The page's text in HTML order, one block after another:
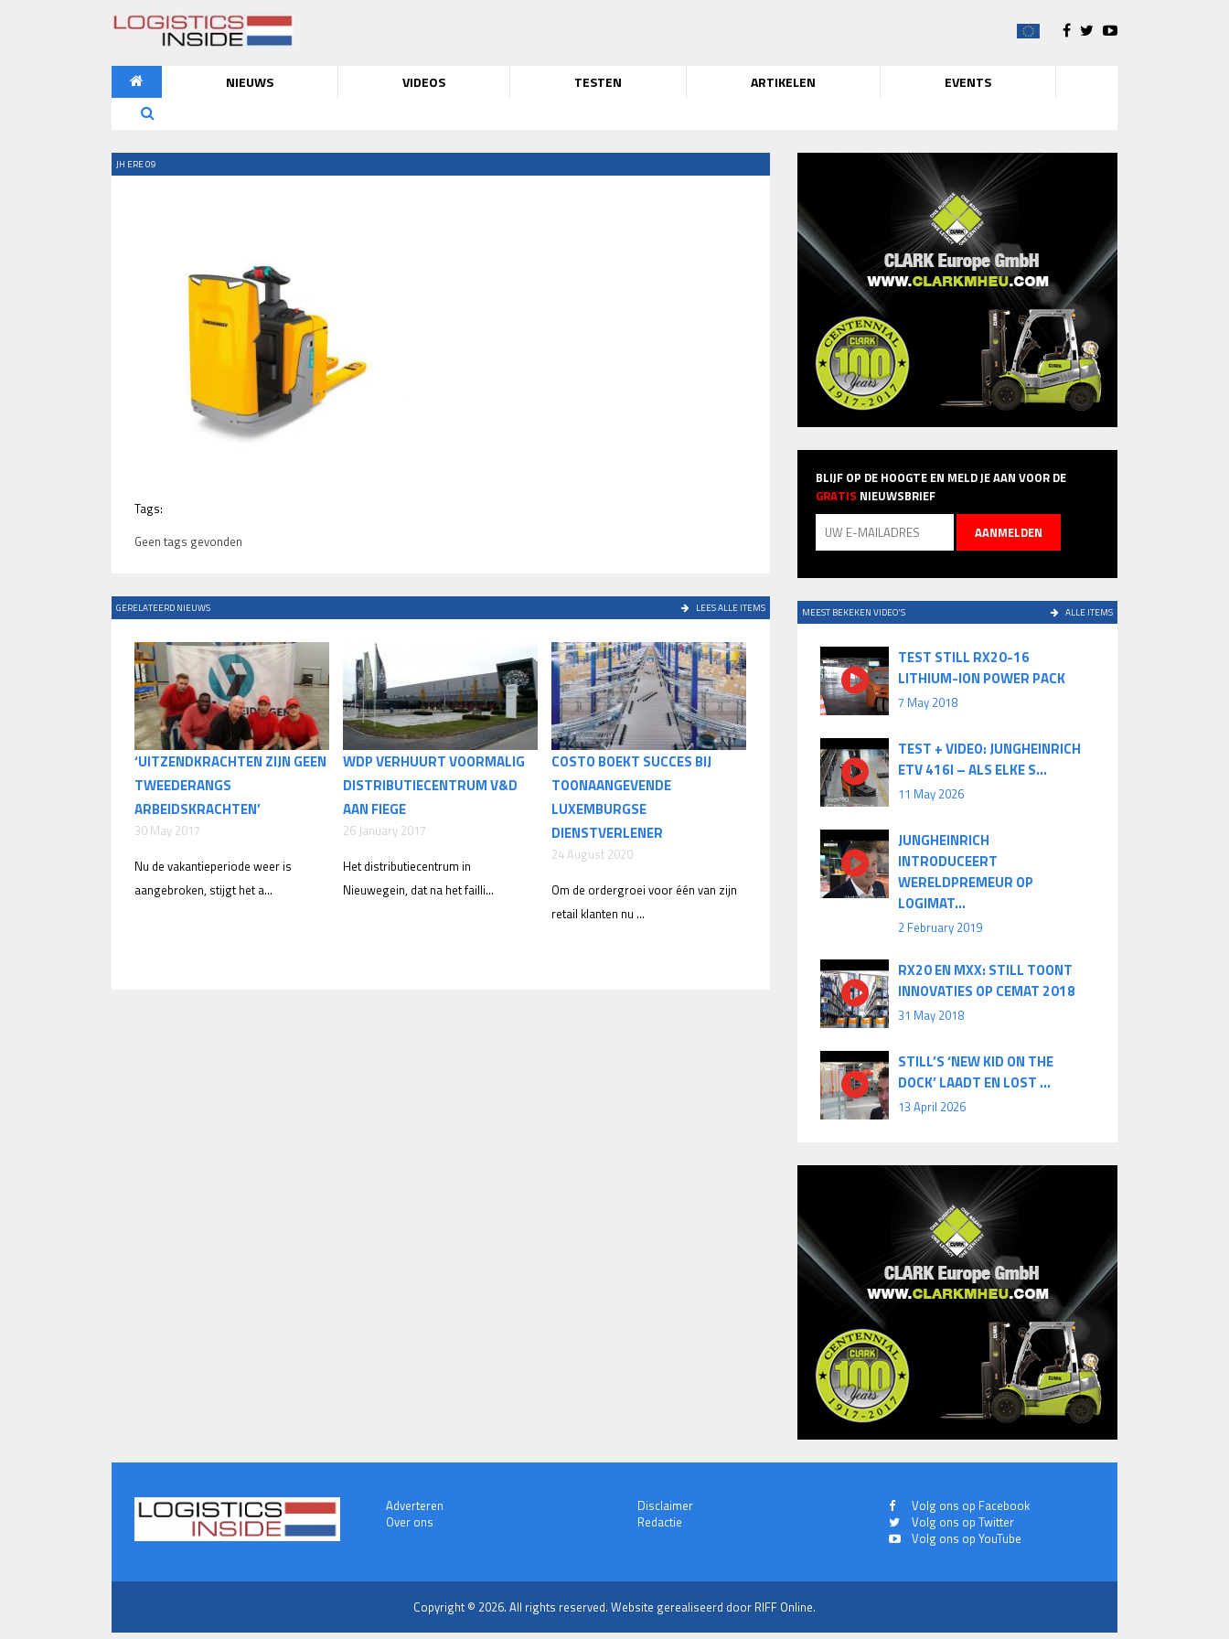
NIEUWS VIDEOS TESTEN ARTIKELEN EVENTS
JH ERE 09
Tags:
Geen tags gevonden
GERELATEERD NIEUWS LEES ALLE ITEMS
‘UITZENDKRACHTEN ZIJN GEEN
TWEEDERANGS
ARBEIDSKRACHTEN’
30 May 2017
Nu de vakantieperiode weer is
aangebroken, stijgt het a...
WDP VERHUURT VOORMALIG
DISTRIBUTIECENTRUM V&D
AAN FIEGE
26 January 2017
Het distributiecentrum in
Nieuwegein, dat na het failli...
COSTO BOEKT SUCCES BIJ
TOONAANGEVENDE
LUXEMBURGSE
DIENSTVERLENER
24 August 2020
Om de ordergroei voor één van zijn
retail klanten nu ...
BLIJF OP DE HOOGTE EN MELD JE AAN VOOR DE
GRATIS NIEUWSBRIEF
MEEST BEKEKEN VIDEO'S ALLE ITEMS
TEST STILL RX20-16
LITHIUM-ION POWER PACK
7 May 2018
TEST + VIDEO: JUNGHEINRICH
ETV 416I – ALS ELKE S...
11 May 2026
JUNGHEINRICH
INTRODUCEERT
WERELDPREMEUR OP
LOGIMAT...
2 February 2019
RX20 EN MXX: STILL TOONT
INNOVATIES OP CEMAT 2018
31 May 2018
STILL’S ‘NEW KID ON THE
DOCK’ LAADT EN LOST ...
13 April 2026
Adverteren
Over ons
Disclaimer
Redactie
Volg ons op Facebook
Volg ons op Twitter
Volg ons op YouTube
Copyright © 2026. All rights reserved. Website gerealiseerd door RIFF Online.